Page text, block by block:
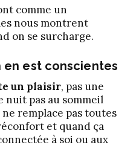
comme un
nous montrent
on se surcharge.
en est conscientes
un plaisir, pas une
nuit pas au sommeil
remplace pas toutes
et quand ça
à soi ou aux